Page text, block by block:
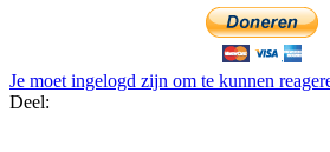
Je moet ingelogd zijn om te kunnen
Deel: